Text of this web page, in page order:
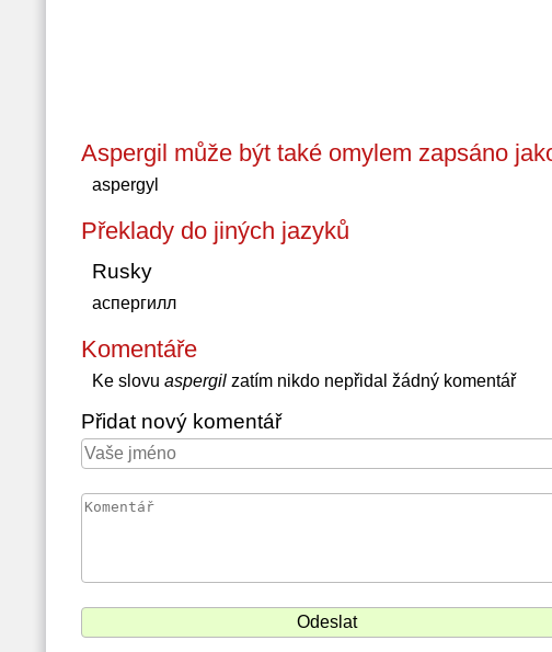
Aspergil může být také omylem zapsáno
aspergyl
Překlady do jiných jazyků
Rusky
аспергилл
Komentáře
Ke slovu aspergilzatím nikdo nepřidal žádný komentář
Přidat nový komentář